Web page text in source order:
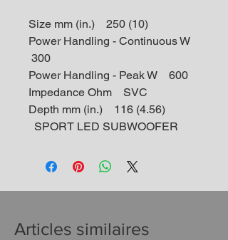
Size mm (in.) 250 (10)
Power Handling - Continuous W
300
Power Handling - Peak W 600
Impedance Ohm SVC
Depth mm (in.) 116 (4.56)
SPORT LED SUBWOOFER
Articles similaires